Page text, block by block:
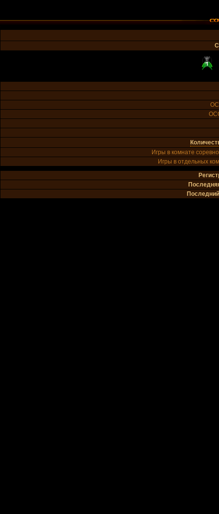
Игры в комнате
Игры в отдельных